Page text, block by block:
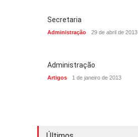
Secretaria
Administração 29 de abril de 2013
Administração
Artigos 1 de janeiro de 2013